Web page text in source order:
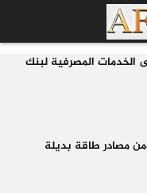
الخدمات المصرفية لبنك
مصادر طاقة بديلة